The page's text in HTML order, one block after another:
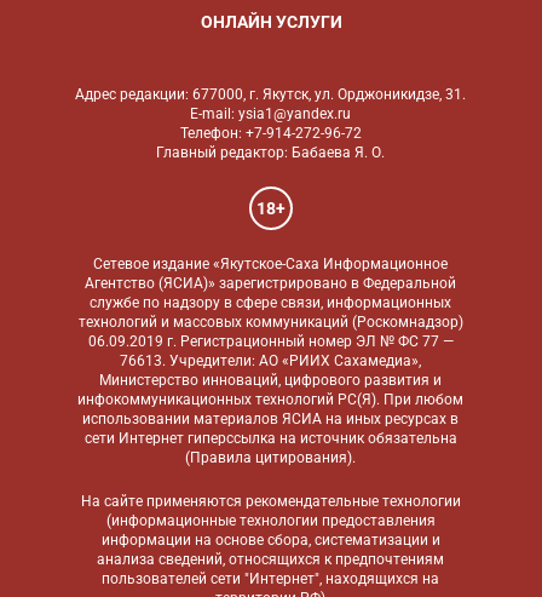
ОНЛАЙН УСЛУГИ
Адрес редакции: 677000, г. Якутск, ул. Орджоникидзе, 31.
E-mail: ysia1@yandex.ru
Телефон: +7-914-272-96-72
Главный редактор: Бабаева Я. О.
18+
Сетевое издание «Якутское-Саха Информационное
Агентство (ЯСИА)» зарегистрировано в Федеральной
службе по надзору в сфере связи, информационных
технологий и массовых коммуникаций (Роскомнадзор)
06.09.2019 г. Регистрационный номер ЭЛ № ФС 77 —
76613. Учредители: АО «РИИХ Сахамедиа»,
Министерство инноваций, цифрового развития и
инфокоммуникационных технологий РС(Я). При любом
использовании материалов ЯСИА на иных ресурсах в
сети Интернет гиперссылка на источник обязательна
(Правила цитирования).
На сайте применяются рекомендательные технологии
(информационные технологии предоставления
информации на основе сбора, систематизации и
анализа сведений, относящихся к предпочтениям
пользователей сети "Интернет", находящихся на